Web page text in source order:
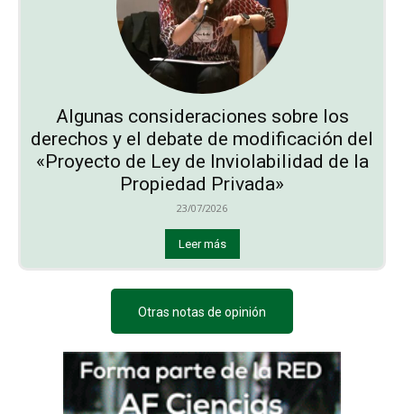
Algunas consideraciones sobre los
derechos y el debate de modificación del
«Proyecto de Ley de Inviolabilidad de la
Propiedad Privada»
23/07/2026
Leer más
Otras notas de opinión